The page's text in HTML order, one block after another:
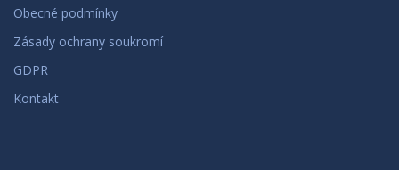
Obecné podmínky
Zásady ochrany soukromí
GDPR
Kontakt